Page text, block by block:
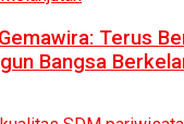
Terus
Bangsa